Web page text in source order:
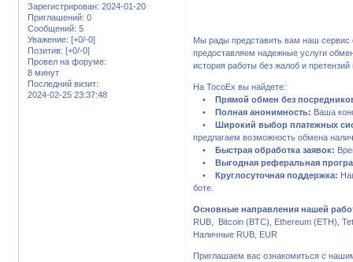
Зарегистрирован: 2024-01-20
Приглашений: 0
Сообщений: 5
Уважение: [+0/-0]
Позитив: [+0/-0]
Провел на форуме:
8 минут
Последний визит:
2024-02-25 23:37:48
Мы рады представить вам наш
предоставляем надежные услуги
история работы без жалоб и
На TocoEx вы найдете:
•Прямой обмен без
•Полная анонимность: Ваша
•Широкий выбор платежных
предлагаем возможность обмена
•Быстрая обработка заявок:
•Выгодная реферальная
•Круглосуточная поддержка:
боте.
Основные направления нашей
RUB, Bitcoin (BTC), Ethereum (ETH),
Наличные RUB, EUR
Приглашаем вас ознакомиться с